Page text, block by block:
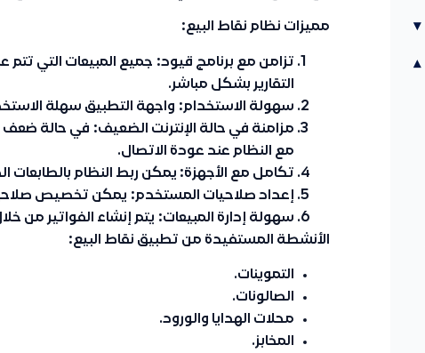
▾
▾
مميزات نظام نقاط البيع:
تزامن مع برنامج قيود: جميع المبيعات التي تتم
التقارير بشكل مباشر.
سهولة الاستخدام: واجهة التطبيق سهلة
مزامنة في حالة الإنترنت الضعيف: في حالة ضعف
مع النظام عند عودة الاتصال.
تكامل مع الأجهزة: يمكن ربط النظام بالطابعات
إعداد صلاحيات المستخدم: يمكن تخصيص
سهولة إدارة المبيعات: يتم إنشاء الفواتير من
الأنشطة المستفيدة من تطبيق نقاط البيع:
التموينات.
الصالونات.
محلات الهدايا والورود.
المخابز.